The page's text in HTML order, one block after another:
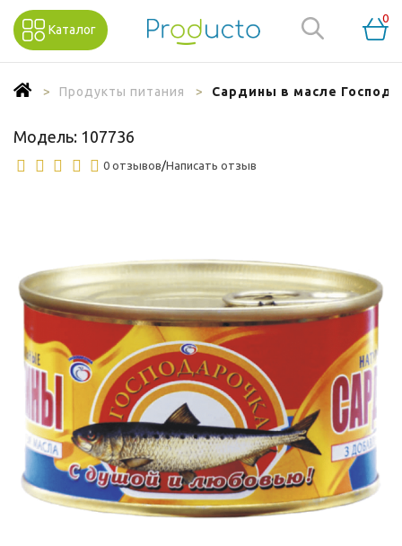
Каталог
0
Продукты питания Сардины в масле
Модель: 107736
0 отзывов/Написать отзыв